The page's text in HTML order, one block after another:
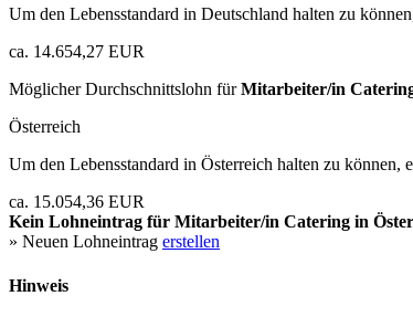
Um den Lebensstandard in Deutschland halten zu
ca. 14.654,27 EUR
Möglicher Durchschnittslohn fürMitarbeiter/in
Österreich
Um den Lebensstandard in Österreich halten zu können,
ca. 15.054,36 EUR
Kein Lohneintrag für Mitarbeiter/in Catering in
» Neuen Lohneintrag erstellen
Hinweis